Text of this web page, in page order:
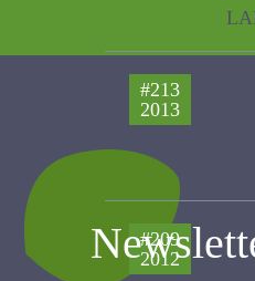
#213
2013
#209
2012